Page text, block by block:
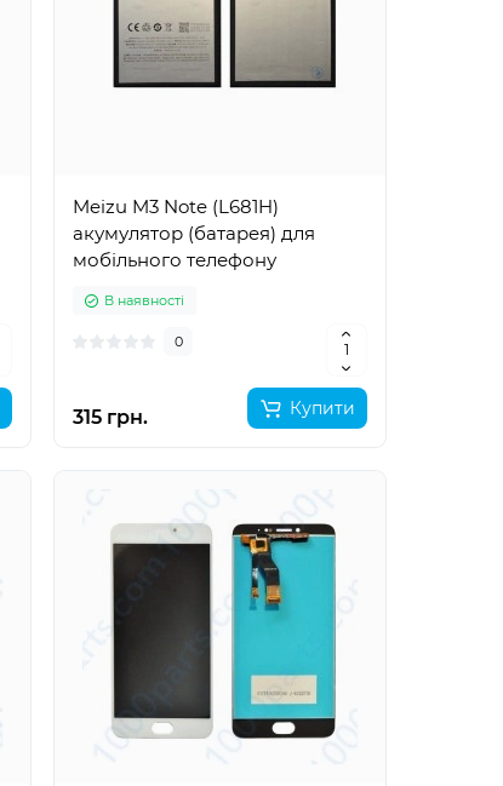
Meizu M3 Note (L681H)
акумулятор (батарея) для
мобільного телефону
В наявності
0
315 грн. Купити